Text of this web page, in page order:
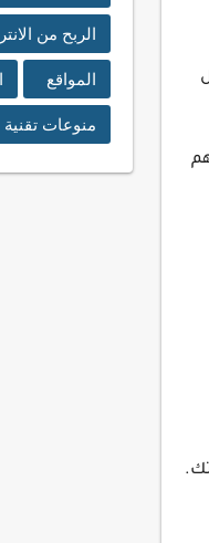
الربح من
المواقع
منوعات تقنية